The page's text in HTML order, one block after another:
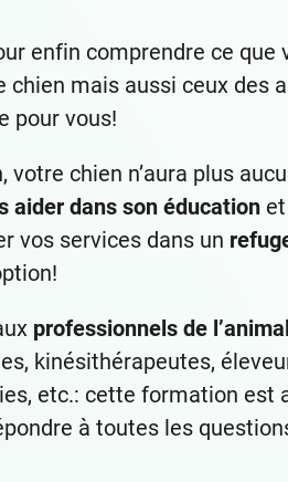
enfin comprendre ce que
mais aussi ceux des
pour vous!
chien n’aura plus
aider dans son éducation et
vos services dans un
professionnels de l’animal
kinésithérapeutes,
etc.: cette formation est
à toutes les